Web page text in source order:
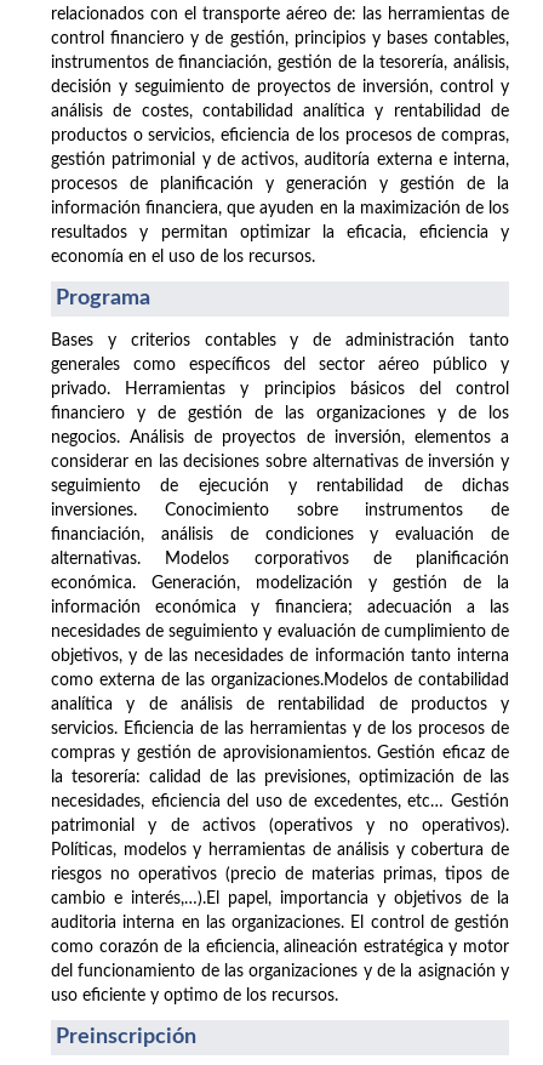
relacionados con el transporte aéreo de: las herramientas de
control financiero y de gestión, principios y bases contables,
instrumentos de financiación, gestión de la tesorería, análisis,
decisión y seguimiento de proyectos de inversión, control y
análisis de costes, contabilidad analítica y rentabilidad de
productos o servicios, eficiencia de los procesos de compras,
gestión patrimonial y de activos, auditoría externa e interna,
procesos de planificación y generación y gestión de la
información financiera, que ayuden en la maximización de los
resultados y permitan optimizar la eficacia, eficiencia y
economía en el uso de los recursos.
Programa
Bases y criterios contables y de administración tanto
generales como específicos del sector aéreo público y
privado. Herramientas y principios básicos del control
financiero y de gestión de las organizaciones y de los
negocios. Análisis de proyectos de inversión, elementos a
considerar en las decisiones sobre alternativas de inversión y
seguimiento de ejecución y rentabilidad de dichas
inversiones. Conocimiento sobre instrumentos de
financiación, análisis de condiciones y evaluación de
alternativas. Modelos corporativos de planificación
económica. Generación, modelización y gestión de la
información económica y financiera; adecuación a las
necesidades de seguimiento y evaluación de cumplimiento de
objetivos, y de las necesidades de información tanto interna
como externa de las organizaciones.Modelos de contabilidad
analítica y de análisis de rentabilidad de productos y
servicios. Eficiencia de las herramientas y de los procesos de
compras y gestión de aprovisionamientos. Gestión eficaz de
la tesorería: calidad de las previsiones, optimización de las
necesidades, eficiencia del uso de excedentes, etc… Gestión
patrimonial y de activos (operativos y no operativos).
Políticas, modelos y herramientas de análisis y cobertura de
riesgos no operativos (precio de materias primas, tipos de
cambio e interés,…).El papel, importancia y objetivos de la
auditoria interna en las organizaciones. El control de gestión
como corazón de la eficiencia, alineación estratégica y motor
del funcionamiento de las organizaciones y de la asignación y
uso eficiente y optimo de los recursos.
Preinscripción